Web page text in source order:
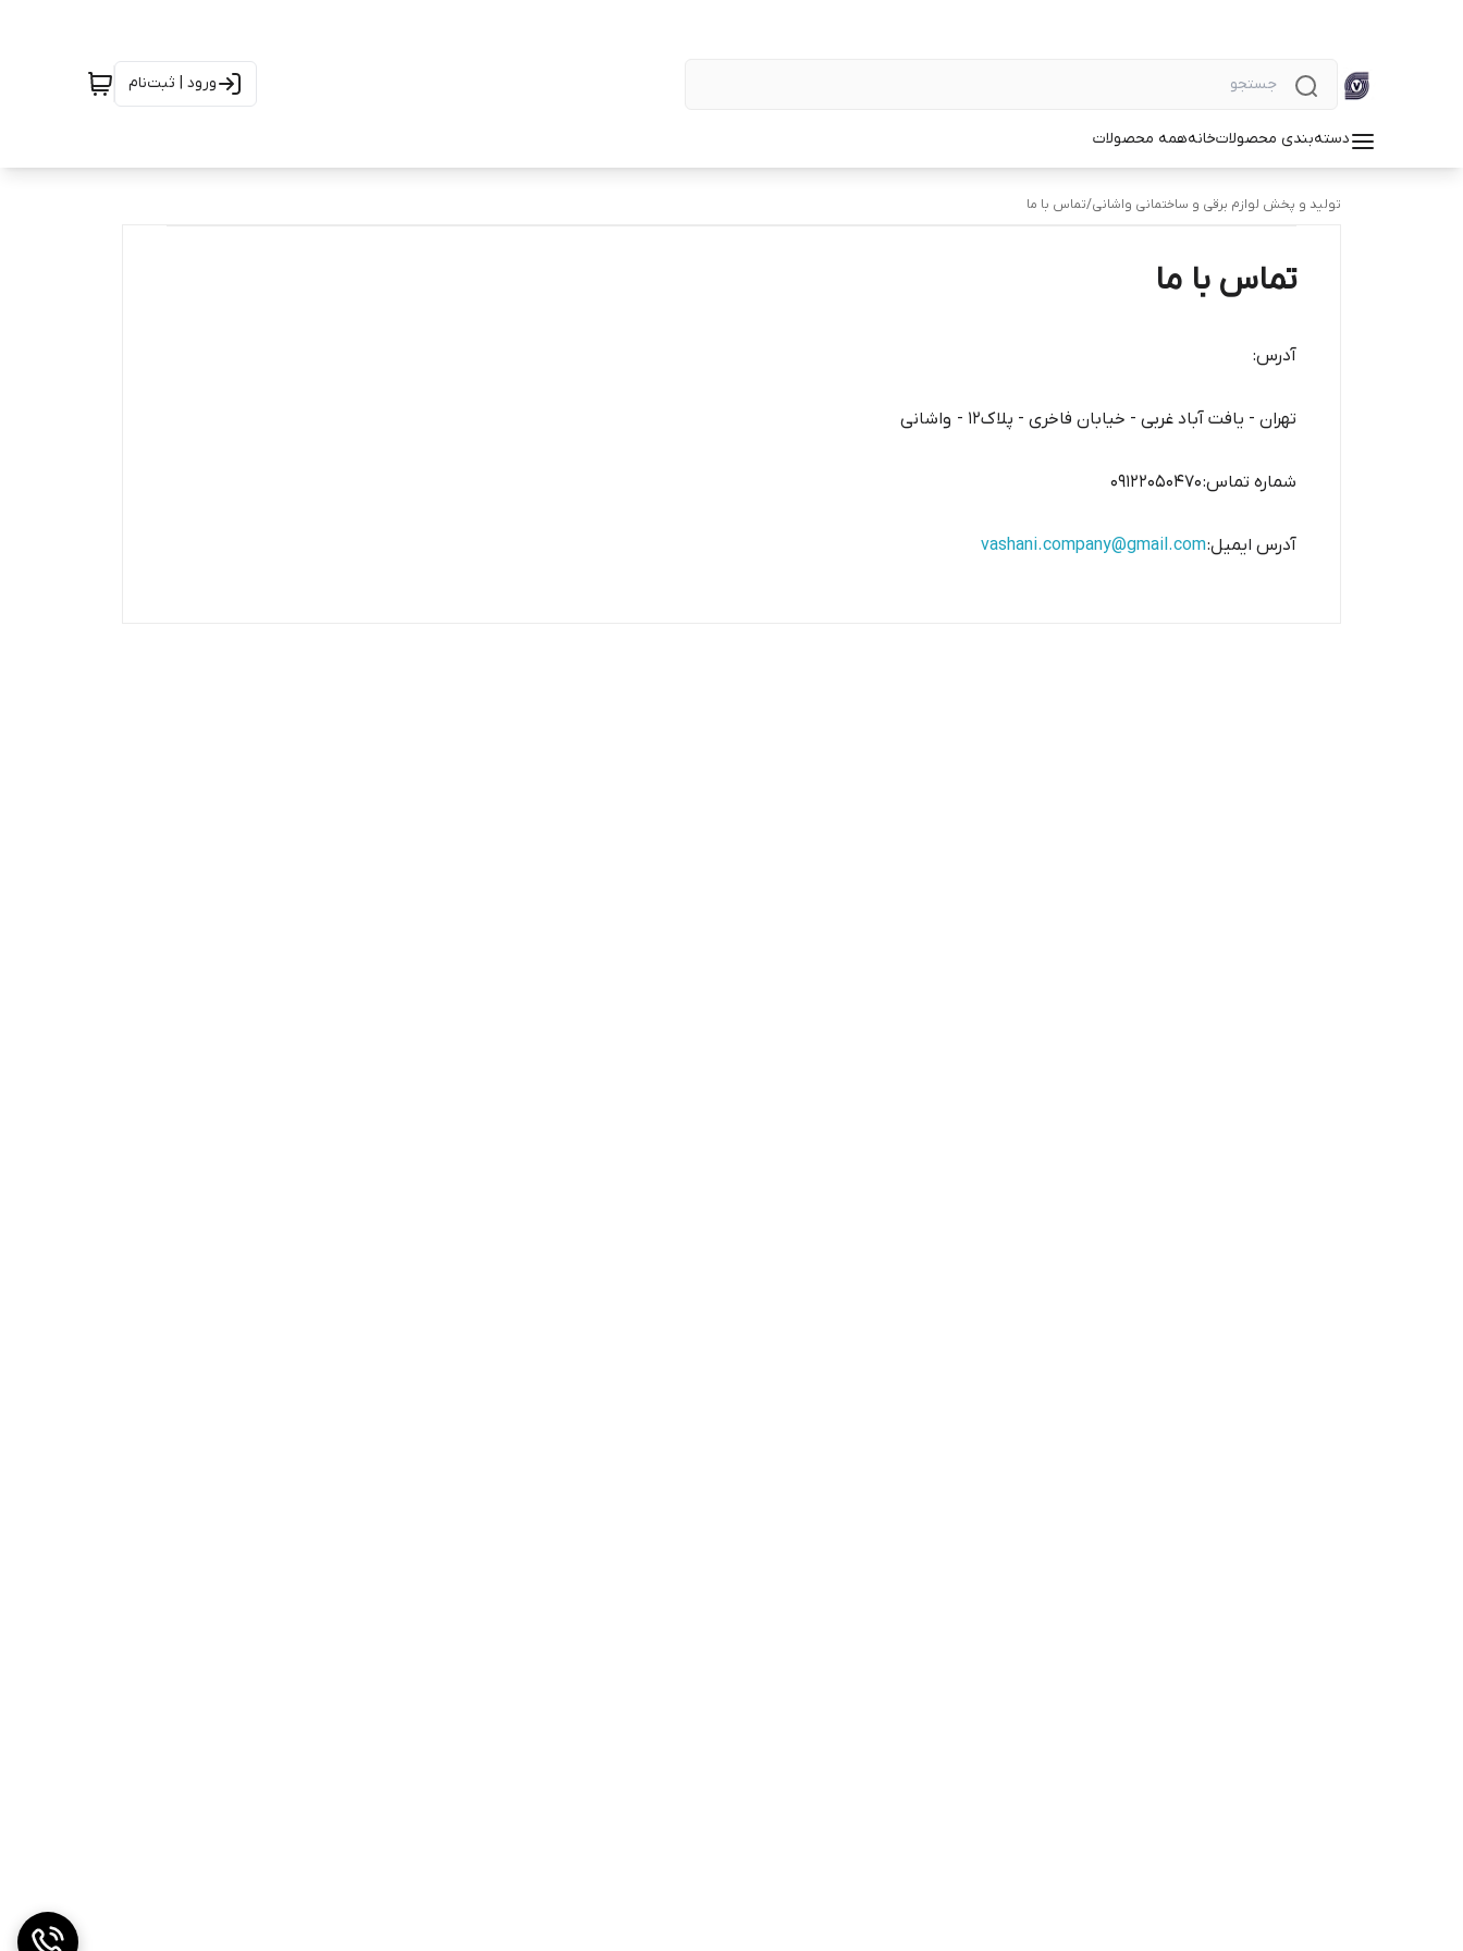
ورود | ثبت‌نام
دسته‌بندی محصولاتخانههمه محصولات
تولید و پخش لوازم برقی و ساختمانی واشانی/تماس با ما
تماس با ما
آدرس:
تهران - یافت آباد غربی - خیابان فاخری - پلاک۱۲ - واشانی
شماره تماس: 09122050470
آدرس ایمیل:vashani.company@gmail.com